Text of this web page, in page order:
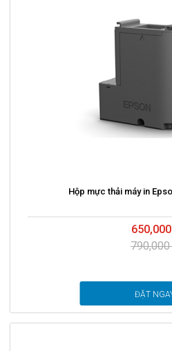
Hộp mực thải máy in
650,000
ĐẶT